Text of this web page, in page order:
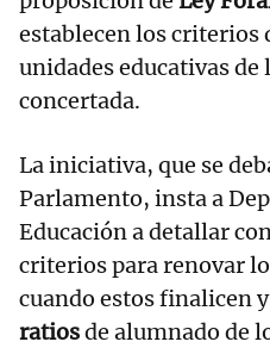
establecen los criterios
unidades educativas de
concertada.
La iniciativa, que se
Parlamento, insta a
Educación a detallar
criterios para renovar
cuando estos finalicen
ratiosde alumnado de